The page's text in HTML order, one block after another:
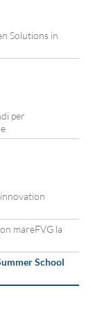
Solutions in
per
mareFVG la
School